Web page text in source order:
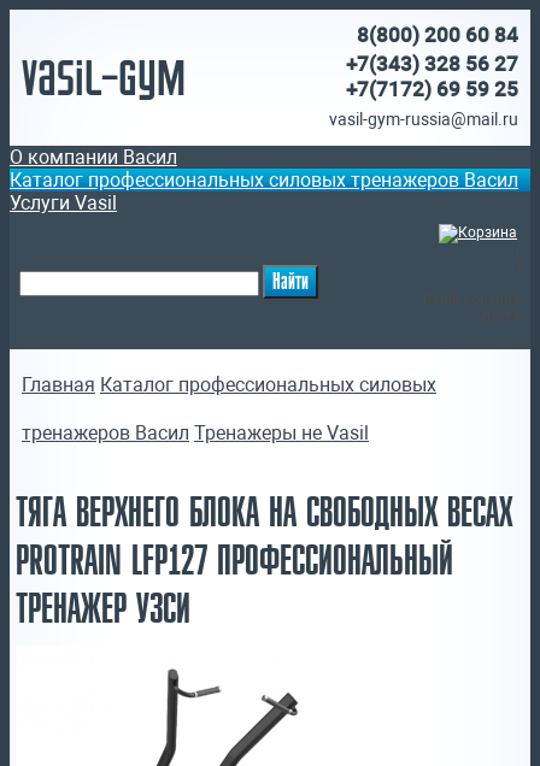
Vasil-Gym
8(800) 200 60 84
+7(343) 328 56 27
+7(7172) 69 59 25
vasil-gym-russia@mail.ru
О компании Васил
Каталог профессиональных силовых тренажеров Васил
Услуги Vasil
Главная Каталог профессиональных силовых
тренажеров Васил Тренажеры не Vasil
ТЯГА ВЕРХНЕГО БЛОКА НА СВОБОДНЫХ ВЕСАХ
PROTRAIN LFP127 ПРОФЕССИОНАЛЬНЫЙ
ТРЕНАЖЕР УЗСИ